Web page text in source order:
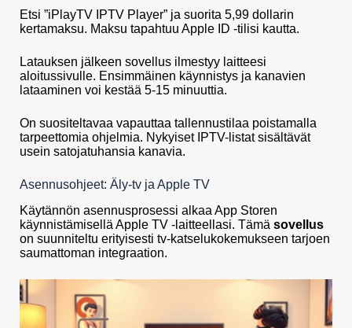
Etsi ”iPlayTV IPTV Player” ja suorita 5,99 dollarin
kertamaksu. Maksu tapahtuu Apple ID -tilisi kautta.
Latauksen jälkeen sovellus ilmestyy laitteesi
aloitussivulle. Ensimmäinen käynnistys ja kanavien
lataaminen voi kestää 5-15 minuuttia.
On suositeltavaa vapauttaa tallennustilaa poistamalla
tarpeettomia ohjelmia. Nykyiset IPTV-listat sisältävät
usein satojatuhansia kanavia.
Asennusohjeet: Äly-tv ja Apple TV
Käytännön asennusprosessi alkaa App Storen
käynnistämisellä Apple TV -laitteellasi. Tämä sovellus
on suunniteltu erityisesti tv-katselukokemukseen tarjoen
saumattoman integraation.